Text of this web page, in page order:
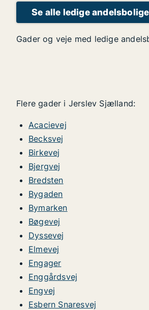
Se alle ledige
Gader og veje med ledige
Flere gader i Jerslev Sjælland:
Acacievej
Becksvej
Birkevej
Bjergvej
Bredsten
Bygaden
Bymarken
Bøgevej
Dyssevej
Elmevej
Engager
Enggårdsvej
Engvej
Esbern Snaresvej